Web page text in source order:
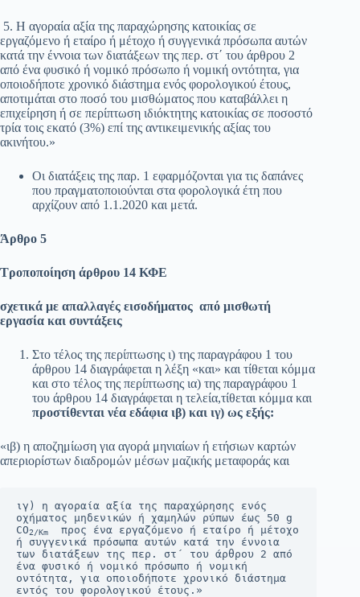
5. Η αγοραία αξία της παραχώρησης κατοικίας σε
εργαζόμενο ή εταίρο ή μέτοχο ή συγγενικά πρόσωπα αυτών
κατά την έννοια των διατάξεων της περ. στ΄ του άρθρου 2
από ένα φυσικό ή νομικό πρόσωπο ή νομική οντότητα, για
οποιοδήποτε χρονικό διάστημα ενός φορολογικού έτους,
αποτιμάται στο ποσό του μισθώματος που καταβάλλει η
επιχείρηση ή σε περίπτωση ιδιόκτητης κατοικίας σε ποσοστό
τρία τοις εκατό (3%) επί της αντικειμενικής αξίας του
ακινήτου.»
Οι διατάξεις της παρ. 1 εφαρμόζονται για τις δαπάνες
που πραγματοποιούνται στα φορολογικά έτη που
αρχίζουν από 1.1.2020 και μετά.
Άρθρο 5
Τροποποίηση άρθρου 14 ΚΦΕ
σχετικά με απαλλαγές εισοδήματος από μισθωτή
εργασία και συντάξεις
Στο τέλος της περίπτωσης ι) της παραγράφου 1 του
άρθρου 14 διαγράφεται η λέξη «και» και τίθεται κόμμα
και στο τέλος της περίπτωσης ια) της παραγράφου 1
του άρθρου 14 διαγράφεται η τελεία,τίθεται κόμμα και
προστίθενται νέα εδάφια ιβ) και ιγ) ως εξής:
«ιβ) η αποζημίωση για αγορά μηνιαίων ή ετήσιων καρτών
απεριορίστων διαδρομών μέσων μαζικής μεταφοράς και
ιγ) η αγοραία αξία της παραχώρησης ενός
οχήματος μηδενικών ή χαμηλών ρύπων έως 50 g
CO2/Km
προς ένα εργαζόμενο ή εταίρο ή μέτοχο
ή συγγενικά πρόσωπα αυτών κατά την έννοια
των διατάξεων της περ. στ΄ του άρθρου 2 από
ένα φυσικό ή νομικό πρόσωπο ή νομική
οντότητα, για οποιοδήποτε χρονικό διάστημα
εντός του φορολογικού έτους.»